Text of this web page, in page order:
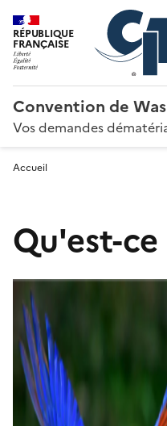
RÉPUBLIQUE
FRANÇAISE
Convention de
Vos demandes
Accueil
Qu'est-